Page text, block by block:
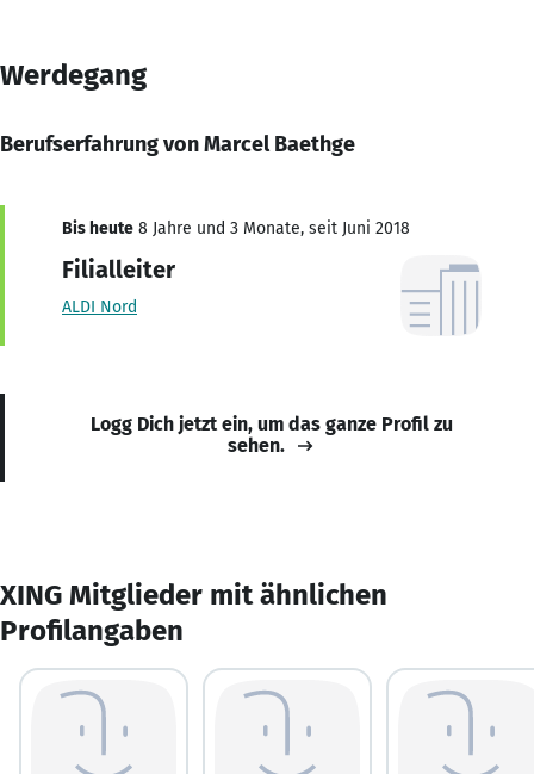
Werdegang
Berufserfahrung von Marcel Baethge
Bis heute 8 Jahre und 3 Monate, seit Juni 2018
Filialleiter
ALDI Nord
Logg Dich jetzt ein, um das ganze Profil zu
sehen.
XING Mitglieder mit ähnlichen
Profilangaben